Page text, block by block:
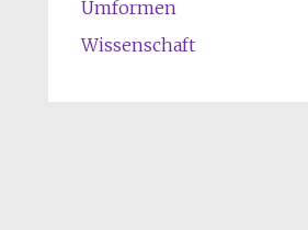
Umformen
Wissenschaft